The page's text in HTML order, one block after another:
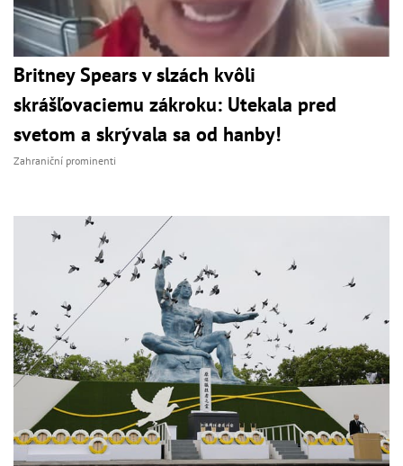
Britney Spears v slzách kvôli
skrášľovaciemu zákroku: Utekala pred
svetom a skrývala sa od hanby!
Zahraniční prominenti